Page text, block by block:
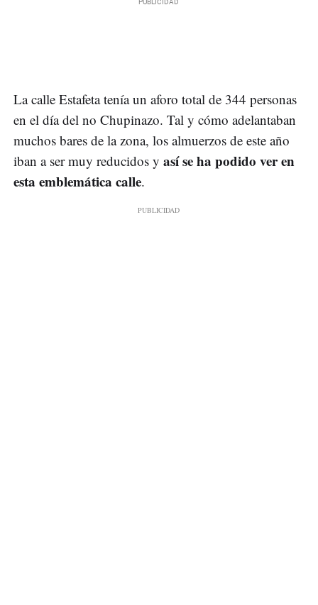
La calle Estafeta tenía un aforo total de 344 personas
en el día del no Chupinazo. Tal y cómo adelantaban
muchos bares de la zona, los almuerzos de este año
iban a ser muy reducidos y así se ha podido ver en
esta emblemática calle.